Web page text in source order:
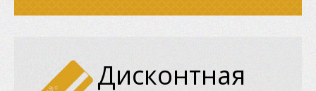
Дисконтная